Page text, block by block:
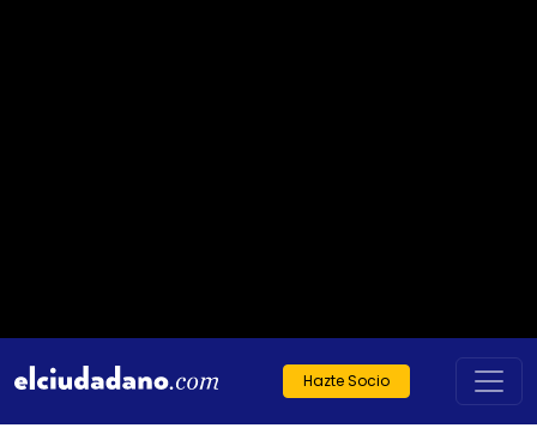
Hazte Socio